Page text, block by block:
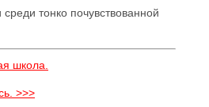
тонко почувствованной
школа.
>>>